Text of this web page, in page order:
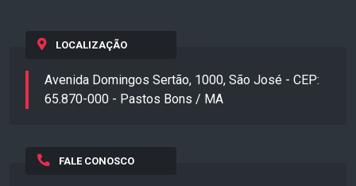
LOCALIZAÇÃO
Avenida Domingos Sertão, 1000, São José - CEP:
65.870-000 - Pastos Bons / MA
FALE CONOSCO